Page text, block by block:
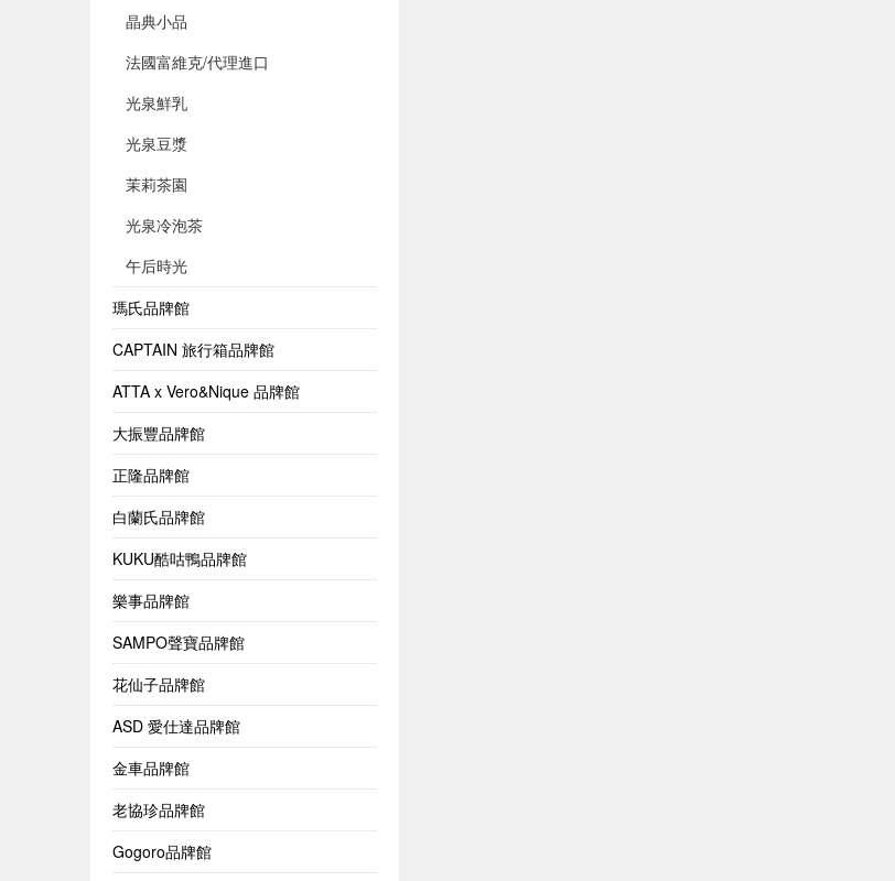
晶典小品
法國富維克/代理進口
光泉鮮乳
光泉豆漿
茉莉茶園
光泉冷泡茶
午后時光
瑪氏品牌館
CAPTAIN 旅行箱品牌館
ATTA x Vero&Nique 品牌館
大振豐品牌館
正隆品牌館
白蘭氏品牌館
KUKU酷咕鴨品牌館
樂事品牌館
SAMPO聲寶品牌館
花仙子品牌館
ASD 愛仕達品牌館
金車品牌館
老協珍品牌館
Gogoro品牌館